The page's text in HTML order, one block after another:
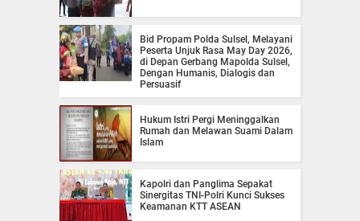
Bid Propam Polda Sulsel, Melayani
Peserta Unjuk Rasa May Day 2026,
di Depan Gerbang Mapolda Sulsel,
Dengan Humanis, Dialogis dan
Persuasif
Hukum Istri Pergi Meninggalkan
Rumah dan Melawan Suami Dalam
Islam
Kapolri dan Panglima Sepakat
Sinergitas TNI-Polri Kunci Sukses
Keamanan KTT ASEAN